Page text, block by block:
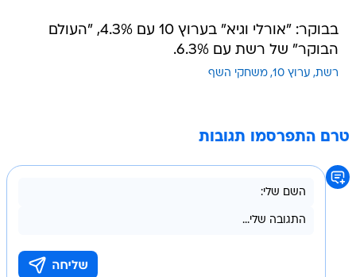
בבוקר: "אורלי וגיא" בערוץ 10 עם 4.3%, "העולם
הבוקר" של רשת עם 6.3%.
רשת ערוץ 10 משחקי השף
טרם התפרסמו תגובות